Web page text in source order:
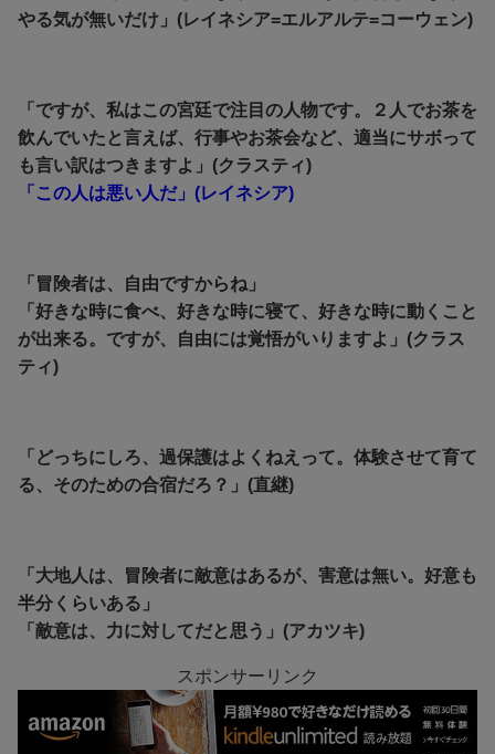
やる気が無いだけ」(レイネシア=エルアルテ=コーウェン)
「ですが、私はこの宮廷で注目の人物です。２人でお茶を
飲んでいたと言えば、行事やお茶会など、適当にサボって
も言い訳はつきますよ」(クラスティ)
「この人は悪い人だ」(レイネシア)
「冒険者は、自由ですからね」
「好きな時に食べ、好きな時に寝て、好きな時に動くこと
が出来る。ですが、自由には覚悟がいりますよ」(クラス
ティ)
「どっちにしろ、過保護はよくねえって。体験させて育て
る、そのための合宿だろ？」(直継)
「大地人は、冒険者に敵意はあるが、害意は無い。好意も
半分くらいある」
「敵意は、力に対してだと思う」(アカツキ)
スポンサーリンク